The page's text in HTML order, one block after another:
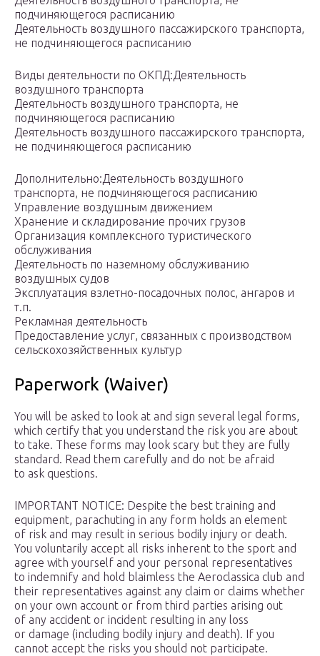
подчиняющегося расписанию
Деятельность воздушного пассажирского транспорта,
не подчиняющегося расписанию
Виды деятельности по ОКПД:Деятельность
воздушного транспорта
Деятельность воздушного транспорта, не
подчиняющегося расписанию
Деятельность воздушного пассажирского транспорта,
не подчиняющегося расписанию
Дополнительно:Деятельность воздушного
транспорта, не подчиняющегося расписанию
Управление воздушным движением
Хранение и складирование прочих грузов
Организация комплексного туристического
обслуживания
Деятельность по наземному обслуживанию
воздушных судов
Эксплуатация взлетно-посадочных полос, ангаров и
т.п.
Рекламная деятельность
Предоставление услуг, связанных с производством
сельскохозяйственных культур
Paperwork (Waiver)
You will be asked to look at and sign several legal forms,
which certify that you understand the risk you are about
to take. These forms may look scary but they are fully
standard. Read them carefully and do not be afraid
to ask questions.
IMPORTANT NOTICE: Despite the best training and
equipment, parachuting in any form holds an element
of risk and may result in serious bodily injury or death.
You voluntarily accept all risks inherent to the sport and
agree with yourself and your personal representatives
to indemnify and hold blaimless the Aeroclassica club and
their representatives against any claim or claims whether
on your own account or from third parties arising out
of any accident or incident resulting in any loss
or damage (including bodily injury and death). If you
cannot accept the risks you should not participate.